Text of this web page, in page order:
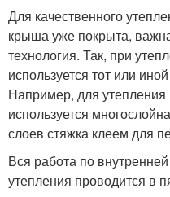
Для качественного
крыша уже покрыта,
технология. Так, при
используется тот или
Например, для
используется
слоев стяжка клеем для
Вся работа по
утепления проводится в